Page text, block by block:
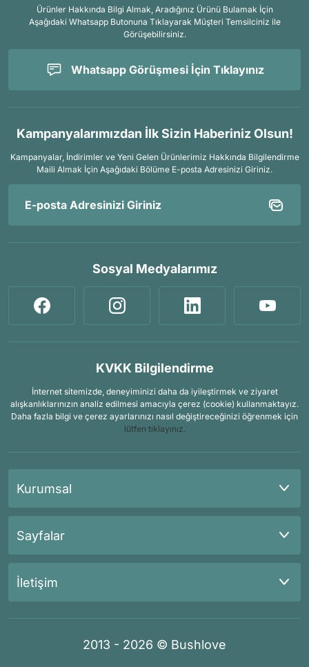
Ürünler Hakkında Bilgi Almak, Aradığınız Ürünü Bulamak İçin
Aşağıdaki Whatsapp Butonuna Tıklayarak Müşteri Temsilciniz ile
Görüşebilirsiniz.
Whatsapp Görüşmesi İçin Tıklayınız
Kampanyalarımızdan İlk Sizin Haberiniz Olsun!
Kampanyalar, İndirimler ve Yeni Gelen Ürünlerimiz Hakkında Bilgilendirme
Maili Almak İçin Aşağıdaki Bölüme E-posta Adresinizi Giriniz.
Sosyal Medyalarımız
KVKK Bilgilendirme
İnternet sitemizde, deneyiminizi daha da iyileştirmek ve ziyaret
alışkanlıklarınızın analiz edilmesi amacıyla çerez (cookie) kullanmaktayız.
Daha fazla bilgi ve çerez ayarlarınızı nasıl değiştireceğinizi öğrenmek için
lütfen tıklayınız.
Kurumsal
Sayfalar
İletişim
2013 - 2026 © Bushlove